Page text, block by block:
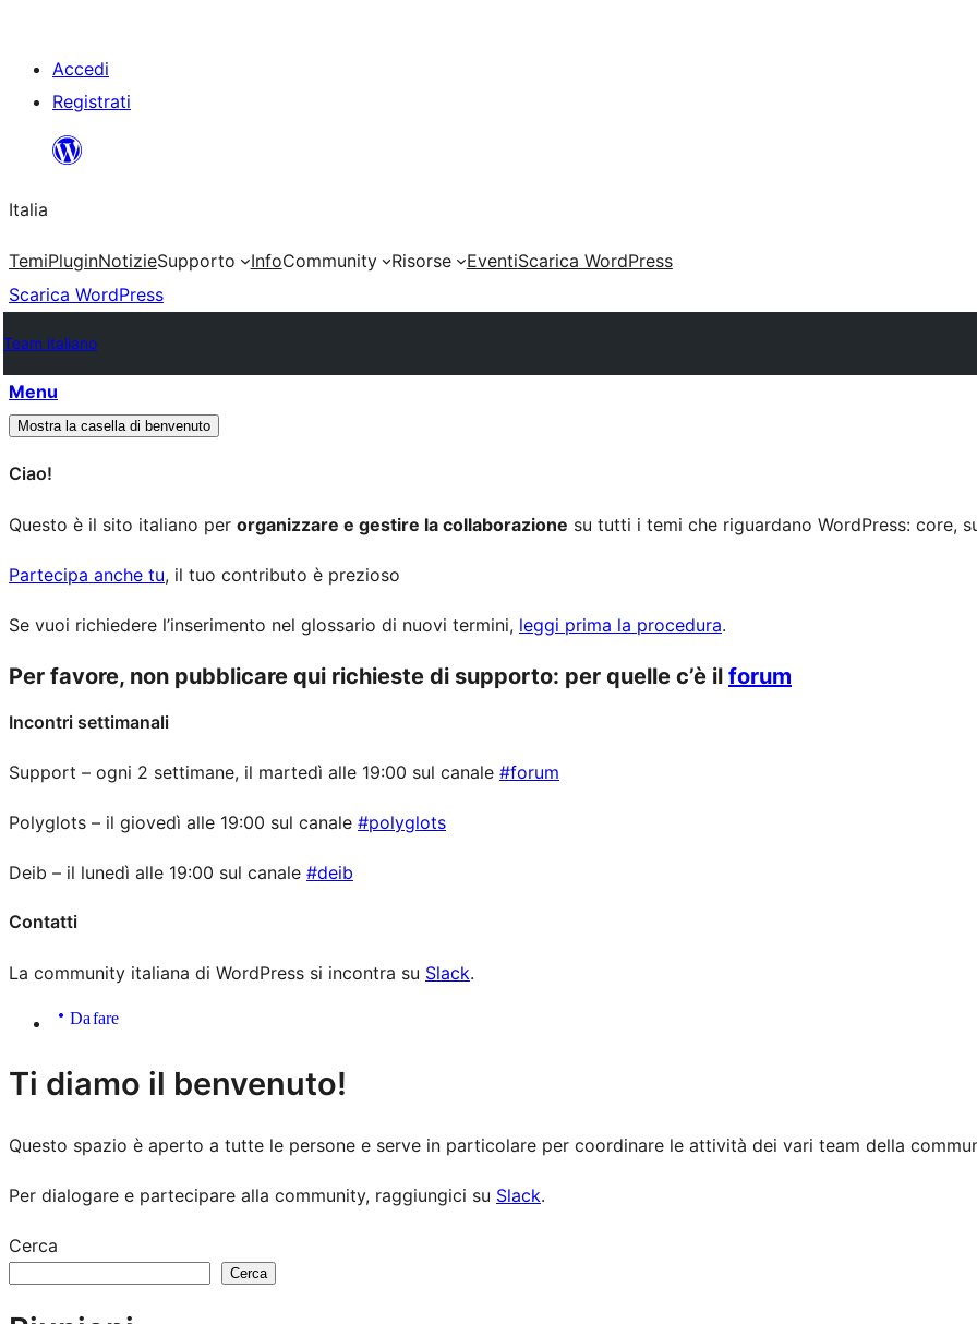
Salta
contenuto
Accedi
Registrati
Italia
TemiPluginNotizieSupporto InfoCommunity Risorse EventiScarica WordPress
Scarica WordPress
Team italiano
Menu
Mostra la casella di benvenuto
Ciao!
Questo è il sito italiano per organizzare e gestire la collaborazione su tutti i temi che riguardano WordPress: core,
Partecipa anche tu, il tuo contributo è prezioso
Se vuoi richiedere l’inserimento nel glossario di nuovi termini, leggi prima la procedura.
Per favore, non pubblicare qui richieste di supporto: per quelle c’è il forum
Incontri settimanali
Support – ogni 2 settimane, il martedì alle 19:00 sul canale #forum
Polyglots – il giovedì alle 19:00 sul canale #polyglots
Deib – il lunedì alle 19:00 sul canale #deib
Contatti
La community italiana di WordPress si incontra su Slack.
Da fare
Risorse
sito
Ti diamo il benvenuto!
Questo spazio è aperto a tutte le persone e serve in particolare per coordinare le attività dei vari team della
Per dialogare e partecipare alla community, raggiungici su Slack.
Cerca
Cerca